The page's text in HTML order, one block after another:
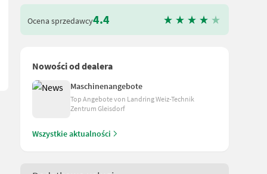
Schmierbänke Bereifung: 15.0/55-17 Bale Trak Plus
Ocena sprzedawcy4.4
Nowości od dealera
Maschinenangebote
Top Angebote von Landring Weiz-Technik
Zentrum Gleisdorf
Wszystkie aktualności